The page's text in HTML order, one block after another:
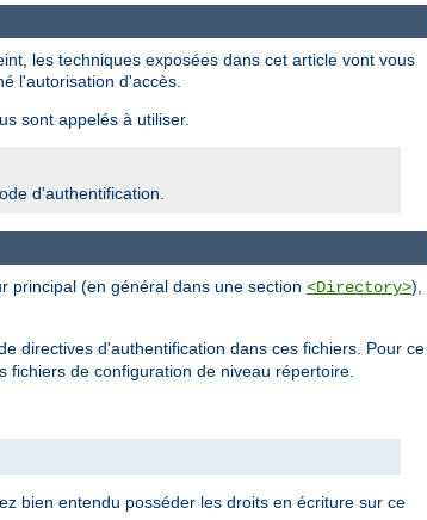
les techniques exposées dans cet article vont vous
l'autorisation d'accès.
sont appelés à utiliser.
d'authentification.
principal (en général dans une section <Directory>),
directives d'authentification dans ces fichiers. Pour ce
fichiers de configuration de niveau répertoire.
bien entendu posséder les droits en écriture sur ce